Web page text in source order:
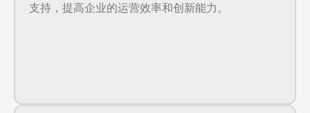
支持，提高企业的运营效率和创新能力。